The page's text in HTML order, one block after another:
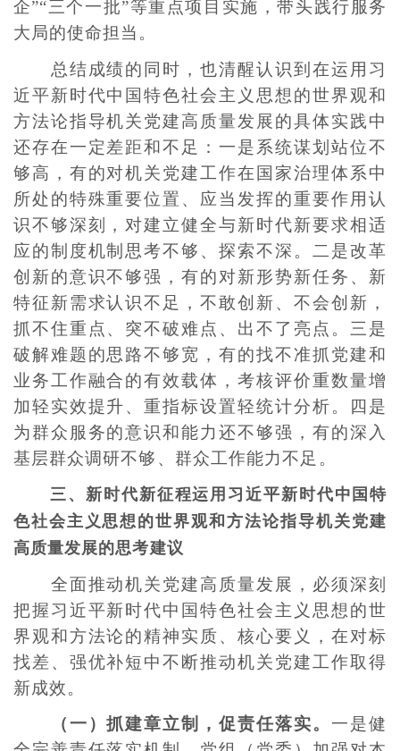
企”“三个一批”等重点项目实施，带头践行服务
大局的使命担当。
总结成绩的同时，也清醒认识到在运用习
近平新时代中国特色社会主义思想的世界观和
方法论指导机关党建高质量发展的具体实践中
还存在一定差距和不足：一是系统谋划站位不
够高，有的对机关党建工作在国家治理体系中
所处的特殊重要位置、应当发挥的重要作用认
识不够深刻，对建立健全与新时代新要求相适
应的制度机制思考不够、探索不深。二是改革
创新的意识不够强，有的对新形势新任务、新
特征新需求认识不足，不敢创新、不会创新，
抓不住重点、突不破难点、出不了亮点。三是
破解难题的思路不够宽，有的找不准抓党建和
业务工作融合的有效载体，考核评价重数量增
加轻实效提升、重指标设置轻统计分析。四是
为群众服务的意识和能力还不够强，有的深入
基层群众调研不够、群众工作能力不足。
三、 新时代新征程运用习近平新时代中国特
色社会主义思想的世界观和方法论指导机关党建
高质量发展的思考建议
全面推动机关党建高质量发展，必须深刻
把握习近平新时代中国特色社会主义思想的世
界观和方法论的精神实质、核心要义，在对标
找差、强优补短中不断推动机关党建工作取得
新成效。
（一）抓建章立制，促责任落实。 一是健